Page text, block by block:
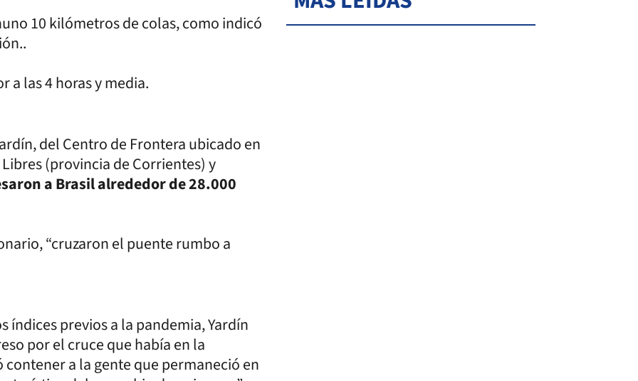
10 kilómetros de colas, como indicó
a las 4 horas y media.
del Centro de Frontera ubicado en
(provincia de Corrientes) y
a Brasil alrededor de 28.000
“cruzaron el puente rumbo a
índices previos a la pandemia, Yardín
por el cruce que había en la
a la gente que permaneció en